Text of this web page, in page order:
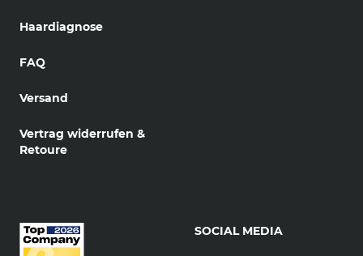
Haardiagnose
FAQ
Versand
Vertrag widerrufen &
Retoure
SOCIAL MEDIA